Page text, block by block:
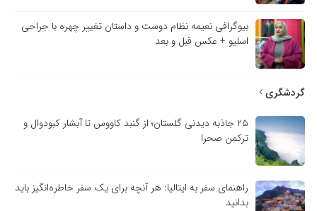
بیوگرافی نعیمه نظام دوست و داستان تغییر چهره با جراحی
اسلیو + عکس قبل و بعد
گردشگری
۲۵ جاذبه دیدنی گلستان؛ از گنبد کاووس تا آبشار کبودوال و
ترکمن صحرا
راهنمای سفر به ایتالیا: هر آنچه برای یک سفر خاطره‌انگیز باید
بدانید